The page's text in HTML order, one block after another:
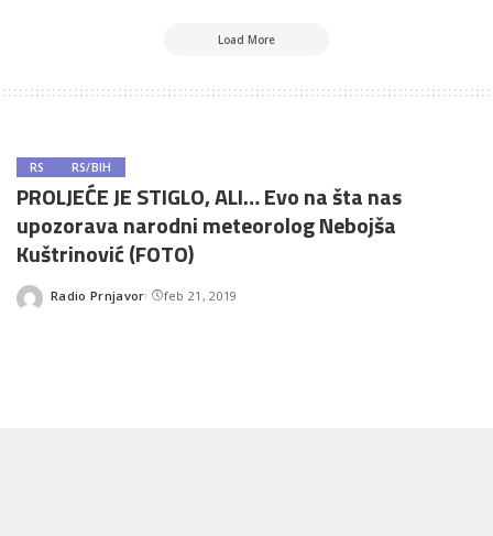
Load More
RS RS/BIH
PROLJEĆE JE STIGLO, ALI… Evo na šta nas
upozorava narodni meteorolog Nebojša
Kuštrinović (FOTO)
Posted
Radio Prnjavor feb 21, 2019